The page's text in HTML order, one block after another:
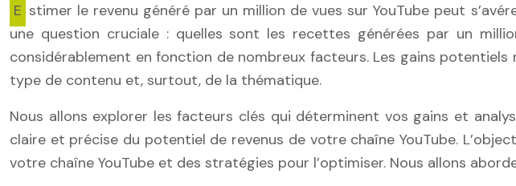
Estimer le revenu généré par un million de vues sur YouTube peut s’avérer déroutant. L’essor fulgurant des créateurs de contenu sur YouTube a fait naître
une question cruciale : quelles sont les recettes générées par un
considérablement en fonction de nombreux facteurs. Les gains
type de contenu et, surtout, de la thématique.
Nous allons explorer les facteurs clés qui déterminent vos gains et
claire et précise du potentiel de revenus de votre chaîne YouTube.
votre chaîne YouTube et des stratégies pour l’optimiser. Nous allons